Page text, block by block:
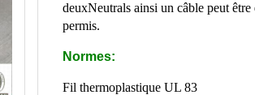
deuxNeutrals ainsi un câble peut
permis.
Normes:
Fil thermoplastique UL 83